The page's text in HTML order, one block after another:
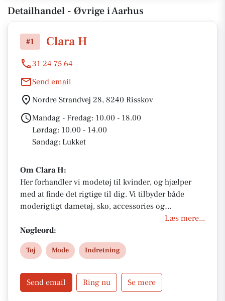
Detailhandel - Øvrige i Aarhus
#1 Clara H
31 24 75 64
Send email
Nordre Strandvej 28, 8240 Risskov
Mandag - Fredag: 10.00 - 18.00
Lørdag: 10.00 - 14.00
Søndag: Lukket
Om Clara H:
Her forhandler vi modetøj til kvinder, og hjælper
med at finde det rigtige til dig. Vi tilbyder både
moderigtigt dametøj, sko, accessories og
livsstilsprodukter. Shop populære brands, kjoler,
bluser, bukser og nyheder online eller besøg
butikken på Nordre Strandvej.
Læs mere...
Nøgleord:
Tøj Mode Indretning
Send email Ring nu Se mere